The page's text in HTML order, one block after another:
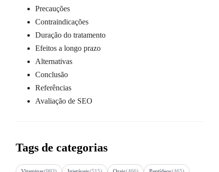
Precauções
Contraindicações
Duração do tratamento
Efeitos a longo prazo
Alternativas
Conclusão
Referências
Avaliação de SEO
Tags de categorias